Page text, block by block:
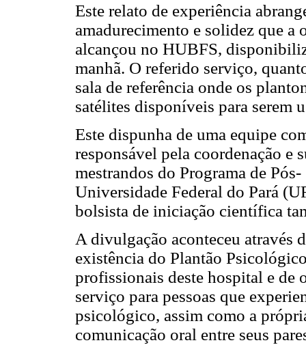
Este relato de experiência
amadurecimento e solidez que a
alcançou no HUBFS,
manhã. O referido serviço,
sala de referência onde os
satélites disponíveis para serem
Este dispunha de uma equipe
responsável pela coordenação e
mestrandos do Programa de
Universidade Federal do Pará
bolsista de iniciação científica
A divulgação aconteceu através
existência do Plantão
profissionais deste hospital e de
serviço para pessoas que
psicológico, assim como a
comunicação oral entre seus